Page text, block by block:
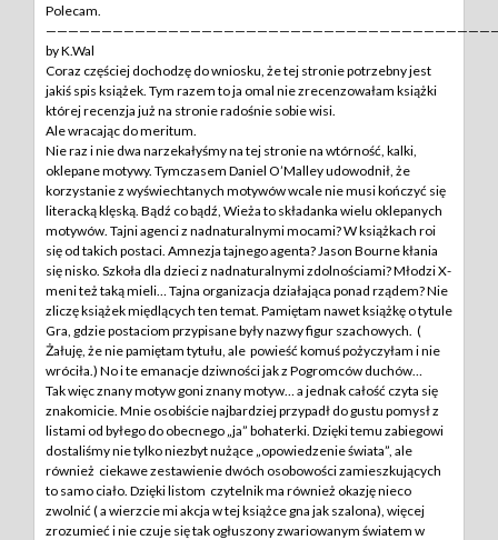
Polecam.
by K.Wal
Coraz częściej dochodzę do wniosku, że tej stronie potrzebny jest
jakiś spis książek. Tym razem to ja omal nie zrecenzowałam książki
której recenzja już na stronie radośnie sobie wisi.
Ale wracając do meritum.
Nie raz i nie dwa narzekałyśmy na tej stronie na wtórność, kalki,
oklepane motywy. Tymczasem Daniel O’Malley udowodnił, że
korzystanie z wyświechtanych motywów wcale nie musi kończyć się
literacką klęską. Bądź co bądź, Wieża to składanka wielu oklepanych
motywów. Tajni agenci z nadnaturalnymi mocami? W książkach roi
się od takich postaci. Amnezja tajnego agenta? Jason Bourne kłania
się nisko. Szkoła dla dzieci z nadnaturalnymi zdolnościami? Młodzi X-
meni też taką mieli… Tajna organizacja działająca ponad rządem? Nie
zliczę książek międlących ten temat. Pamiętam nawet książkę o tytule
Gra, gdzie postaciom przypisane były nazwy figur szachowych. (
Żałuję, że nie pamiętam tytułu, ale powieść komuś pożyczyłam i nie
wróciła.) No i te emanacje dziwności jak z Pogromców duchów…
Tak więc znany motyw goni znany motyw… a jednak całość czyta się
znakomicie. Mnie osobiście najbardziej przypadł do gustu pomysł z
listami od byłego do obecnego „ja” bohaterki. Dzięki temu zabiegowi
dostaliśmy nie tylko niezbyt nużące „opowiedzenie świata”, ale
również ciekawe zestawienie dwóch osobowości zamieszkujących
to samo ciało. Dzięki listom czytelnik ma również okazję nieco
zwolnić ( a wierzcie mi akcja w tej książce gna jak szalona), więcej
zrozumieć i nie czuje się tak ogłuszony zwariowanym światem w